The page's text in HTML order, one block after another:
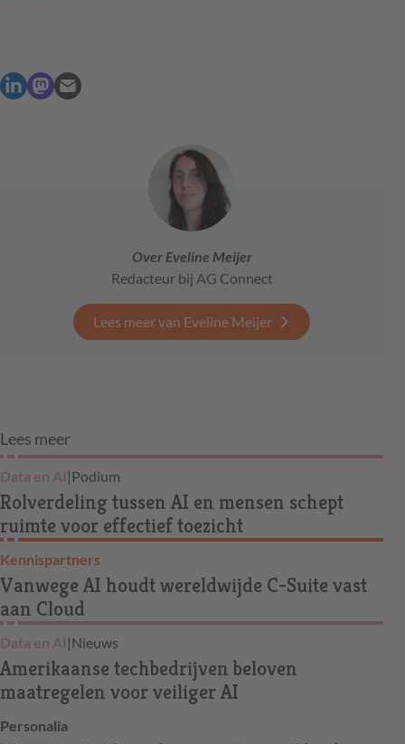
Over Eveline Meijer
Redacteur bij AG Connect
Lees meer van Eveline Meijer
Lees meer
Data en AI |Podium
Rolverdeling tussen AI en mensen schept
ruimte voor effectief toezicht
Kennispartners
Vanwege AI houdt wereldwijde C-Suite vast
aan Cloud
Data en AI |Nieuws
Amerikaanse techbedrijven beloven
maatregelen voor veiliger AI
Personalia